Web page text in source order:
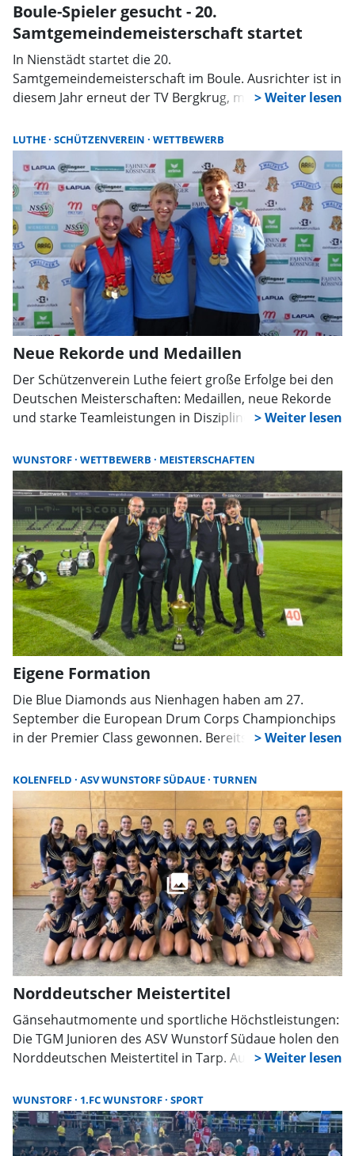
Boule-Spieler gesucht - 20.
Samtgemeindemeisterschaft startet
In Nienstädt startet die 20.
Samtgemeindemeisterschaft im Boule. Ausrichter ist in
diesem Jahr erneut der TV Bergkrug, mitmachen
und Seggebruch mit mindestens drei Spielerinnen und
Spielern.
LUTHE SCHÜTZENVEREIN WETTBEWERB
Neue Rekorde und Medaillen
Der Schützenverein Luthe feiert große Erfolge bei den
Deutschen Meisterschaften: Medaillen, neue Rekorde
und starke Teamleistungen in Disziplinen wie
Besonders glänzten Alexander Karl und Moritz Faltinat
mit Spitzenresultaten.
WUNSTORF WETTBEWERB MEISTERSCHAFTEN
Eigene Formation
Die Blue Diamonds aus Nienhagen haben am 27.
September die European Drum Corps Championchips
in der Premier Class gewonnen. Bereits Anfang
KOLENFELD ASV WUNSTORF SÜDAUE TURNEN
Norddeutscher Meistertitel
Gänsehautmomente und sportliche Höchstleistungen:
Die TGM Junioren des ASV Wunstorf Südaue holen den
Norddeutschen Meistertitel in Tarp. Auch die weiteren
zeigen eindrucksvoll, was Teamgeist und Trainingsfleiß
bewirken können.
WUNSTORF 1.FC WUNSTORF SPORT